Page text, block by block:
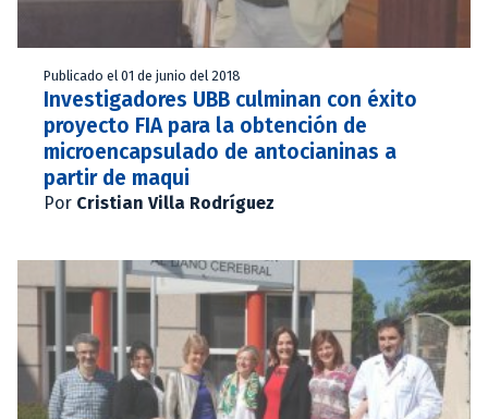
Publicado el 01 de junio del 2018
Investigadores UBB culminan con éxito
proyecto FIA para la obtención de
microencapsulado de antocianinas a
partir de maqui
Por Cristian Villa Rodríguez